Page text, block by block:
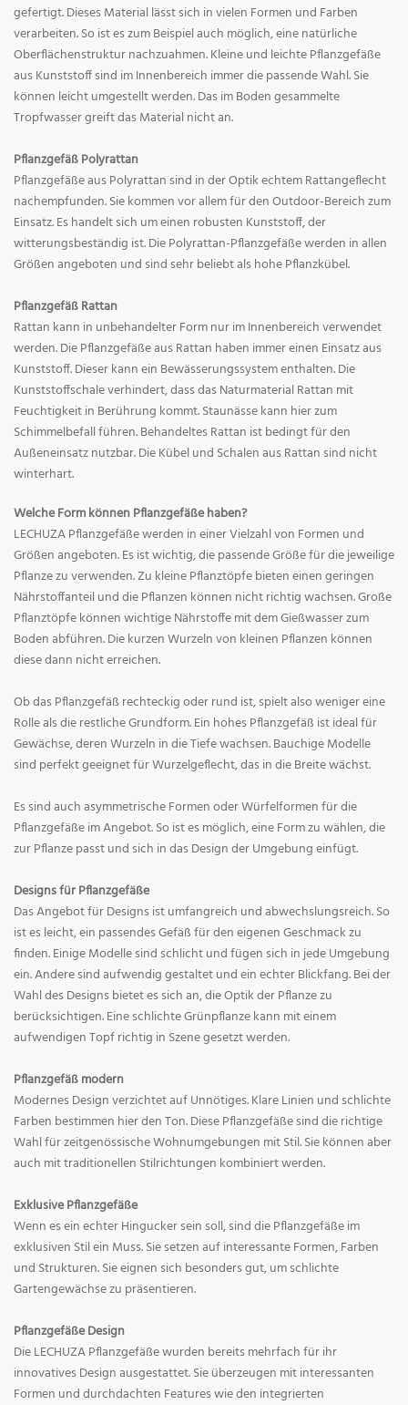
gefertigt. Dieses Material lässt sich in vielen Formen und Farben
verarbeiten. So ist es zum Beispiel auch möglich, eine natürliche
Oberflächenstruktur nachzuahmen. Kleine und leichte Pflanzgefäße
aus Kunststoff sind im Innenbereich immer die passende Wahl. Sie
können leicht umgestellt werden. Das im Boden gesammelte
Tropfwasser greift das Material nicht an.
Pflanzgefäß Polyrattan
Pflanzgefäße aus Polyrattan sind in der Optik echtem Rattangeflecht
nachempfunden. Sie kommen vor allem für den Outdoor-Bereich zum
Einsatz. Es handelt sich um einen robusten Kunststoff, der
witterungsbeständig ist. Die Polyrattan-Pflanzgefäße werden in allen
Größen angeboten und sind sehr beliebt als hohe Pflanzkübel.
Pflanzgefäß Rattan
Rattan kann in unbehandelter Form nur im Innenbereich verwendet
werden. Die Pflanzgefäße aus Rattan haben immer einen Einsatz aus
Kunststoff. Dieser kann ein Bewässerungssystem enthalten. Die
Kunststoffschale verhindert, dass das Naturmaterial Rattan mit
Feuchtigkeit in Berührung kommt. Staunässe kann hier zum
Schimmelbefall führen. Behandeltes Rattan ist bedingt für den
Außeneinsatz nutzbar. Die Kübel und Schalen aus Rattan sind nicht
winterhart.
Welche Form können Pflanzgefäße haben?
LECHUZA Pflanzgefäße werden in einer Vielzahl von Formen und
Größen angeboten. Es ist wichtig, die passende Größe für die jeweilige
Pflanze zu verwenden. Zu kleine Pflanztöpfe bieten einen geringen
Nährstoffanteil und die Pflanzen können nicht richtig wachsen. Große
Pflanztöpfe können wichtige Nährstoffe mit dem Gießwasser zum
Boden abführen. Die kurzen Wurzeln von kleinen Pflanzen können
diese dann nicht erreichen.
Ob das Pflanzgefäß rechteckig oder rund ist, spielt also weniger eine
Rolle als die restliche Grundform. Ein hohes Pflanzgefäß ist ideal für
Gewächse, deren Wurzeln in die Tiefe wachsen. Bauchige Modelle
sind perfekt geeignet für Wurzelgeflecht, das in die Breite wächst.
Es sind auch asymmetrische Formen oder Würfelformen für die
Pflanzgefäße im Angebot. So ist es möglich, eine Form zu wählen, die
zur Pflanze passt und sich in das Design der Umgebung einfügt.
Designs für Pflanzgefäße
Das Angebot für Designs ist umfangreich und abwechslungsreich. So
ist es leicht, ein passendes Gefäß für den eigenen Geschmack zu
finden. Einige Modelle sind schlicht und fügen sich in jede Umgebung
ein. Andere sind aufwendig gestaltet und ein echter Blickfang. Bei der
Wahl des Designs bietet es sich an, die Optik der Pflanze zu
berücksichtigen. Eine schlichte Grünpflanze kann mit einem
aufwendigen Topf richtig in Szene gesetzt werden.
Pflanzgefäß modern
Modernes Design verzichtet auf Unnötiges. Klare Linien und schlichte
Farben bestimmen hier den Ton. Diese Pflanzgefäße sind die richtige
Wahl für zeitgenössische Wohnumgebungen mit Stil. Sie können aber
auch mit traditionellen Stilrichtungen kombiniert werden.
Exklusive Pflanzgefäße
Wenn es ein echter Hingucker sein soll, sind die Pflanzgefäße im
exklusiven Stil ein Muss. Sie setzen auf interessante Formen, Farben
und Strukturen. Sie eignen sich besonders gut, um schlichte
Gartengewächse zu präsentieren.
Pflanzgefäße Design
Die LECHUZA Pflanzgefäße wurden bereits mehrfach für ihr
innovatives Design ausgestattet. Sie überzeugen mit interessanten
Formen und durchdachten Features wie den integrierten